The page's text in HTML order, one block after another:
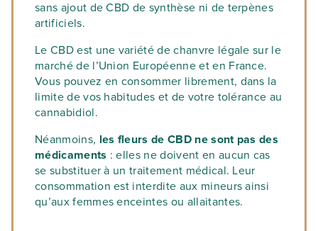
sans ajout de CBD de synthèse ni de terpènes
artificiels.
Le CBD est une variété de chanvre légale sur le
marché de l’Union Européenne et en France.
Vous pouvez en consommer librement, dans la
limite de vos habitudes et de votre tolérance au
cannabidiol.
Néanmoins, les fleurs de CBD ne sont pas des
médicaments : elles ne doivent en aucun cas
se substituer à un traitement médical. Leur
consommation est interdite aux mineurs ainsi
qu’aux femmes enceintes ou allaitantes.